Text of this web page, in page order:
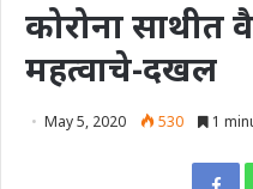
कोरोना साथीत
महत्वाचे-दखल
May 5, 2020 530 1